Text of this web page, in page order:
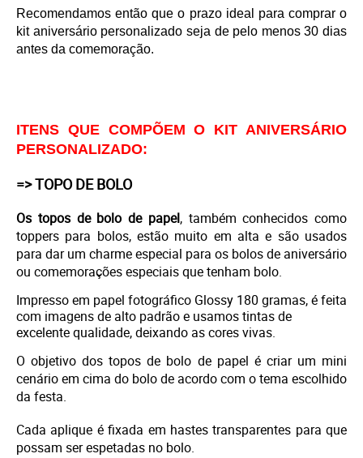
Recomendamos então que o prazo ideal para comprar o
kit aniversário personalizado seja de pelo menos 30 dias
antes da comemoração.
ITENS QUE COMPÕEM O KIT ANIVERSÁRIO
PERSONALIZADO:
=> TOPO DE BOLO
Os topos de bolo de papel, também conhecidos como
toppers para bolos, estão muito em alta e são usados
para dar um charme especial para os bolos de aniversário
ou comemorações especiais que tenham bolo.
Impresso em papel fotográfico Glossy 180 gramas, é feita
com imagens de alto padrão e usamos tintas de
excelente qualidade, deixando as cores vivas.
O objetivo dos topos de bolo de papel é criar um mini
cenário em cima do bolo de acordo com o tema escolhido
da festa.
Cada aplique é fixada em hastes transparentes para que
possam ser espetadas no bolo.